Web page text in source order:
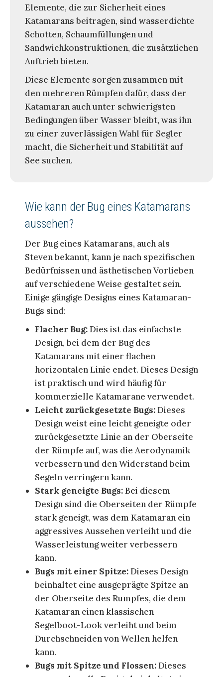
Elemente, die zur Sicherheit eines
Katamarans beitragen, sind wasserdichte
Schotten, Schaumfüllungen und
Sandwichkonstruktionen, die zusätzlichen
Auftrieb bieten.
Diese Elemente sorgen zusammen mit
den mehreren Rümpfen dafür, dass der
Katamaran auch unter schwierigsten
Bedingungen über Wasser bleibt, was ihn
zu einer zuverlässigen Wahl für Segler
macht, die Sicherheit und Stabilität auf
See suchen.
Wie kann der Bug eines Katamarans
aussehen?
Der Bug eines Katamarans, auch als
Steven bekannt, kann je nach spezifischen
Bedürfnissen und ästhetischen Vorlieben
auf verschiedene Weise gestaltet sein.
Einige gängige Designs eines Katamaran-
Bugs sind:
Flacher Bug:Dies ist das einfachste
Design, bei dem der Bug des
Katamarans mit einer flachen
horizontalen Linie endet. Dieses Design
ist praktisch und wird häufig für
kommerzielle Katamarane verwendet.
Leicht zurückgesetzte Bugs:Dieses
Design weist eine leicht geneigte oder
zurückgesetzte Linie an der Oberseite
der Rümpfe auf, was die Aerodynamik
verbessern und den Widerstand beim
Segeln verringern kann.
Stark geneigte Bugs:Bei diesem
Design sind die Oberseiten der Rümpfe
stark geneigt, was dem Katamaran ein
aggressives Aussehen verleiht und die
Wasserleistung weiter verbessern
kann.
Bugs mit einer Spitze:Dieses Design
beinhaltet eine ausgeprägte Spitze an
der Oberseite des Rumpfes, die dem
Katamaran einen klassischen
Segelboot-Look verleiht und beim
Durchschneiden von Wellen helfen
kann.
Bugs mit Spitze und Flossen:Dieses